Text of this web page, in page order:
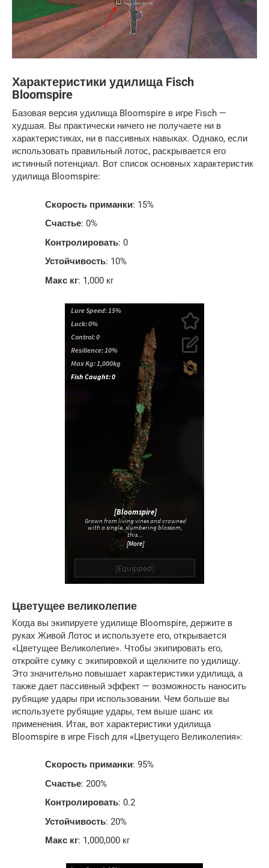
Характеристики удилища Fisch
Bloomspire
Базовая версия удилища Bloomspire в игре Fisch —
худшая. Вы практически ничего не получаете ни в
характеристиках, ни в пассивных навыках. Однако, если
использовать правильный лотос, раскрывается его
истинный потенциал. Вот список основных характеристик
удилища Bloomspire:
Скорость приманки: 15%
Счастье: 0%
Контролировать: 0
Устойчивость: 10%
Макс кг: 1,000 кг
Цветущее великолепие
Когда вы экипируете удилище Bloomspire, держите в
руках Живой Лотос и используете его, открывается
«Цветущее Великолепие». Чтобы экипировать его,
откройте сумку с экипировкой и щелкните по удилищу.
Это значительно повышает характеристики удилища, а
также дает пассивный эффект — возможность наносить
рубящие удары при использовании. Чем больше вы
используете рубящие удары, тем выше шанс их
применения. Итак, вот характеристики удилища
Bloomspire в игре Fisch для «Цветущего Великолепия»:
Скорость приманки: 95%
Счастье: 200%
Контролировать: 0.2
Устойчивость: 20%
Макс кг: 1,000,000 кг